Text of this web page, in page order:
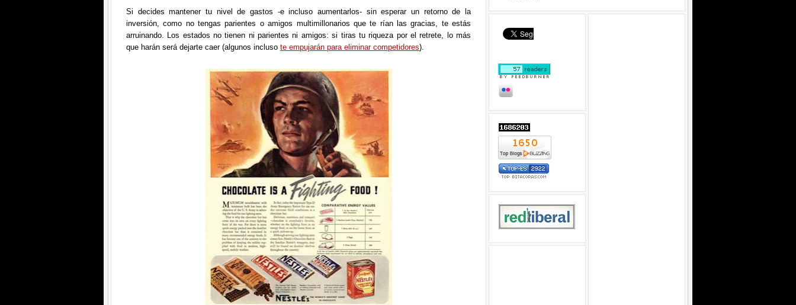
Si decides mantener tu nivel de gastos -e incluso aumentarlos- sin esperar un retorno de la
inversión, como no tengas parientes o amigos multimillonarios que te rían las gracias, te estás
arruinando. Los estados no tienen ni parientes ni amigos: si tiras tu riqueza por el retrete, lo más
que harán será dejarte caer (algunos incluso te empujarán para eliminar competidores).